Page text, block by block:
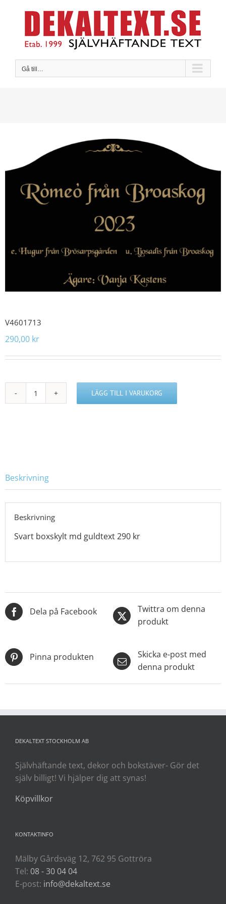
innehållet
Gå till…
V4601713
290,00 kr
V4601713
LÄGG TILL I VARUKORG
Beskrivning
Beskrivning
Svart boxskylt md guldtext 290 kr
Dela på Facebook
Twittra om denna
produkt
Pinna produkten
Skicka e-post med
denna produkt
DEKALTEXT STOCKHOLM AB
Självhäftande text, dekor och bokstäver- Gör det
själv billigt! Vi hjälper dig att synas!
Köpvillkor
KONTAKTINFO
Mälby Gårdsväg 12, 762 95 Gottröra
Tel: 08 - 30 04 04
E-post: info@dekaltext.se